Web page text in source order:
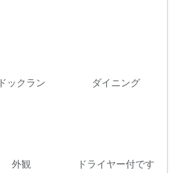
ドックラン ダイニング
外観 ドライヤー付です